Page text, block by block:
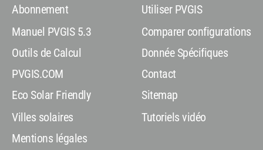
Abonnement
Manuel PVGIS 5.3
Outils de Calcul
PVGIS.COM
Eco Solar Friendly
Villes solaires
Mentions légales
Utiliser PVGIS
Comparer configurations
Donnée Spécifiques
Contact
Sitemap
Tutoriels vidéo